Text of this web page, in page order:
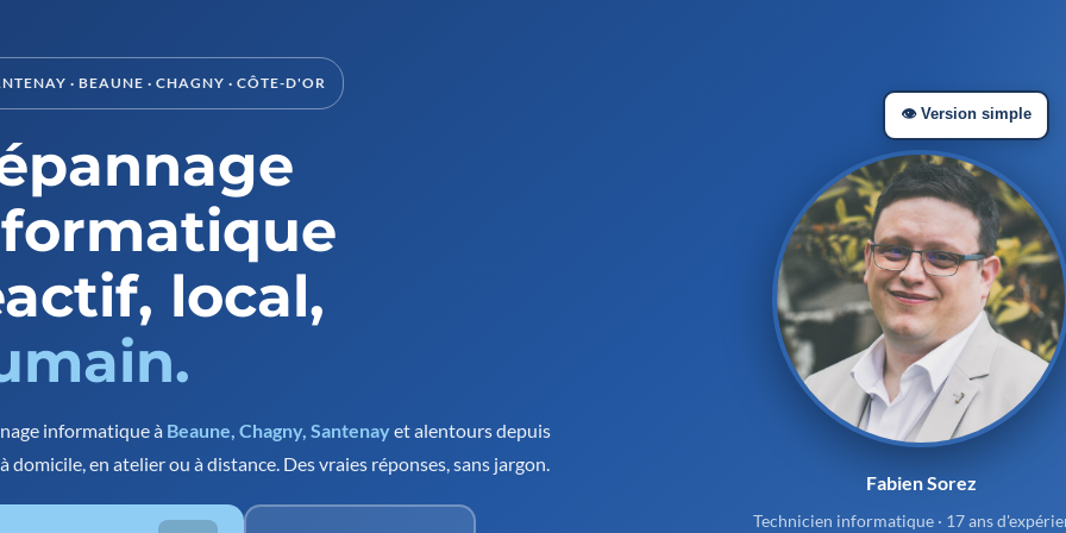
👁️ Version simple
· BEAUNE · CHAGNY · CÔTE-D'OR
local,
informatique à Beaune, Chagny, Santenayet alentours depuis
à domicile, en atelier ou à distance. Des vraies réponses, sans jargon.
Fabien Sorez
Technicien informatique · 17 ans